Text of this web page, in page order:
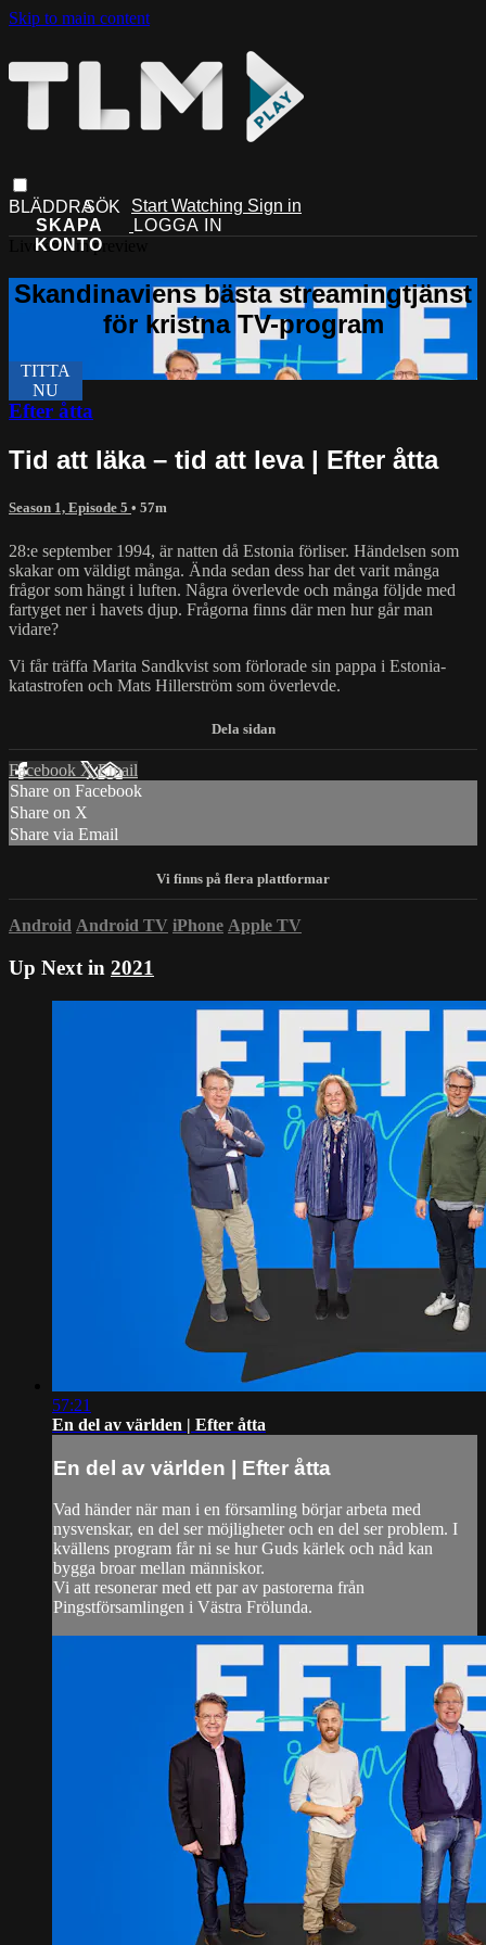
Skip to main content
Start Watching Sign in
Live stream preview
Efter åtta
Tid att läka – tid att leva | Efter åtta
Season 1, Episode 5 • 57m
28:e september 1994, är natten då Estonia förliser. Händelsen som
skakar om väldigt många. Ända sedan dess har det varit många
frågor som hängt i luften. Några överlevde och många följde med
fartyget ner i havets djup. Frågorna finns där men hur går man
vidare?
Vi får träffa Marita Sandkvist som förlorade sin pappa i Estonia-
katastrofen och Mats Hillerström som överlevde.
Facebook XEmail
Share on Facebook
Share on X
Share via Email
Android Android TV iPhone Apple TV
Up Next in 2021
57:21
En del av världen | Efter åtta
En del av världen | Efter åtta
Vad händer när man i en församling börjar arbeta med
nysvenskar, en del ser möjligheter och en del ser problem. I
kvällens program får ni se hur Guds kärlek och nåd kan
bygga broar mellan människor.
Vi att resonerar med ett par av pastorerna från
Pingstförsamlingen i Västra Frölunda.